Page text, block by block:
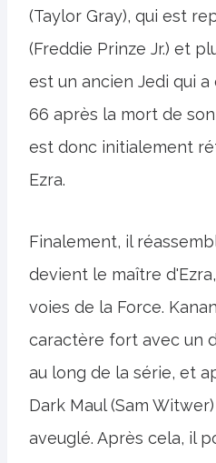
(Taylor Gray), qui est
(Freddie Prinze Jr.) et
est un ancien Jedi qui
66 après la mort de
est donc initialement
Ezra.
Finalement, il
devient le maître
voies de la Force.
caractère fort avec un
au long de la série, et
Dark Maul (Sam
aveuglé. Après cela, il